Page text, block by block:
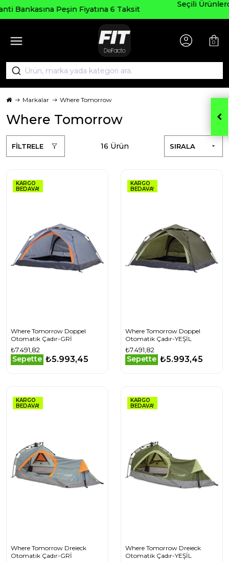
Seçili Ürünlerde ₺2000 Üzeri ₺200 İndirim Kodu:
AGUSTOS200
0
Markalar Where Tomorrow
Where Tomorrow
FİLTRELE SIRALA
16 Ürün
KARGO
BEDAVA!
Where Tomorrow Doppel
Otomatik Çadır-GRİ
₺7.491,82
Sepette ₺5.993,45
KARGO
BEDAVA!
Where Tomorrow Doppel
Otomatik Çadır-YEŞİL
₺7.491,82
Sepette ₺5.993,45
KARGO
BEDAVA!
Where Tomorrow Dreieck
Otomatik Çadır-GRİ
KARGO
BEDAVA!
Where Tomorrow Dreieck
Otomatik Çadır-YEŞİL